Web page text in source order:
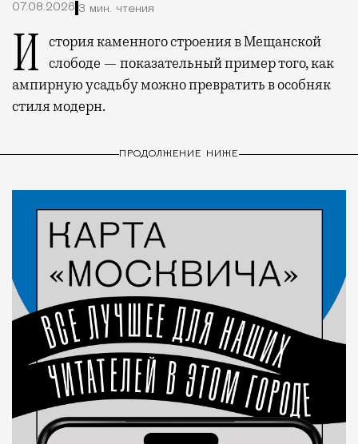
07.08.2026 3 мин. чтения
История каменного строения в Мещанской слободе — показательный пример того, как
ампирную усадьбу можно превратить в особняк
стиля модерн.
ПРОДОЛЖЕНИЕ НИЖЕ